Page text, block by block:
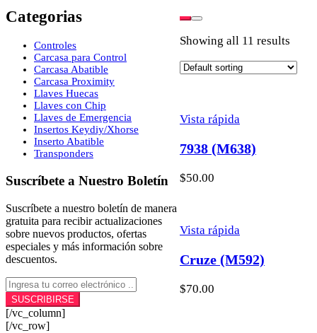
Showing all 11 results
Vista rápida
7938 (M638)
$50.00
Vista rápida
Cruze (M592)
$70.00
Categorias
Controles
Carcasa para Control
Carcasa Abatible
Carcasa Proximity
Llaves Huecas
Llaves con Chip
Llaves de Emergencia
Insertos Keydiy/Xhorse
Inserto Abatible
Transponders
Suscríbete a Nuestro Boletín
Suscríbete a nuestro boletín de manera
gratuita para recibir actualizaciones
sobre nuevos productos, ofertas
especiales y más información sobre
descuentos.
[/vc_column]
[/vc_row]